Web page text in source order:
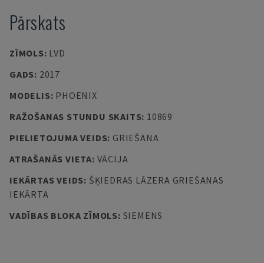
Pārskats
ZĪMOLS: LVD
GADS: 2017
MODELIS: PHOENIX
RAŽOŠANAS STUNDU SKAITS: 10869
PIELIETOJUMA VEIDS: GRIEŠANA
ATRAŠANĀS VIETA: VĀCIJA
IEKĀRTAS VEIDS: ŠĶIEDRAS LĀZERA GRIEŠANAS
IEKĀRTA
VADĪBAS BLOKA ZĪMOLS: SIEMENS